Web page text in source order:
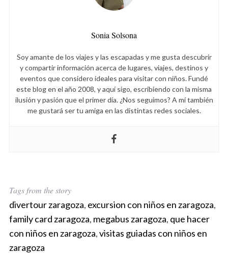
Sonia Solsona
Soy amante de los viajes y las escapadas y me gusta descubrir
y compartir información acerca de lugares, viajes, destinos y
eventos que considero ideales para visitar con niños. Fundé
este blog en el año 2008, y aquí sigo, escribiendo con la misma
ilusión y pasión que el primer día. ¿Nos seguimos? A mí también
me gustará ser tu amiga en las distintas redes sociales.
Tags from the story
divertour zaragoza, excursion con niños en zaragoza,
family card zaragoza, megabus zaragoza, que hacer
con niños en zaragoza,visitas guiadas con niños en
zaragoza